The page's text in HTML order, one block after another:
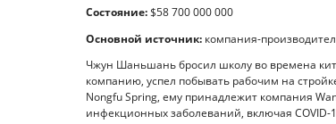
Состояние:$58 700 000 000
Основной источник: компания-
Чжун Шаньшань бросил школу во времена
компанию, успел побывать рабочим на
Nongfu Spring, ему принадлежит компания
инфекционных заболеваний, включая COVID-